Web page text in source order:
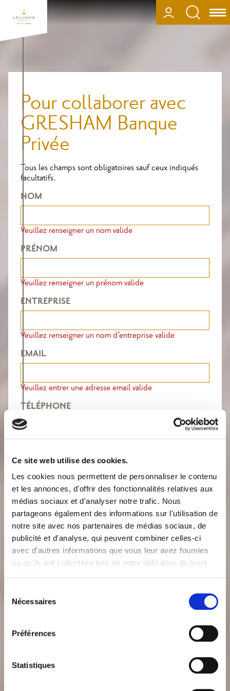
contenu
principal
Ce site web utilise des cookies.
Les cookies nous permettent de personnaliser le contenu
et les annonces, d'offrir des fonctionnalités relatives aux
médias sociaux et d'analyser notre trafic. Nous
partageons également des informations sur l'utilisation de
notre site avec nos partenaires de médias sociaux, de
publicité et d'analyse, qui peuvent combiner celles-ci
avec d'autres informations que vous leur avez fournies
ou qu'ils ont collectées lors de votre utilisation de leurs
Nécessaires
Préférences
Statistiques
CONNEXION
ou
Pour collaborer avec
GRESHAM Banque
Privée
Tous les champs sont obligatoires sauf ceux indiqués
facultatifs.
NOM
Veuillez renseigner un nom valide
PRÉNOM
Veuillez renseigner un prénom valide
ENTREPRISE
Veuillez renseigner un nom d'entreprise valide
EMAIL
Veuillez entrer une adresse email valide
TÉLÉPHONE
Veuillez entrer un numéro de téléphone valide
VOTRE MESSAGE
Veuillez entrer un message valide
Je souhaite recevoir ultérieurement des
informations de GRESHAM par voie électronique.
Merci de consentir aux traitements de vos données dans
le cadre de cette prise de contact.
ENVOYER
légale du traitement est le consentement. Les données collectées seront
communiquées aux services compétents de GRESHAM Banque Privée. Les données
sont conservées pendant une durée de 3 ans à partir de la collecte des informations,
d’intérêt de la part du demandeur, à laquelle s’ajoutent les règles de prescription